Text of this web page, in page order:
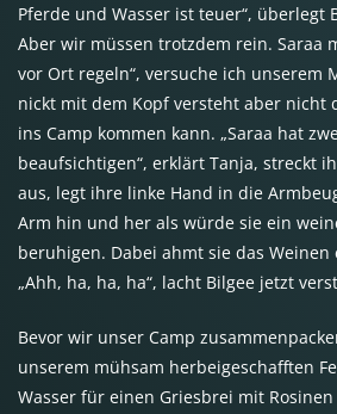
Pferde und Wasser ist teuer“, überlegt
Aber wir müssen trotzdem rein. Saraa
vor Ort regeln“, versuche ich unserem
nickt mit dem Kopf versteht aber nicht
ins Camp kommen kann. „Saraa hat
beaufsichtigen“, erklärt Tanja, streckt
aus, legt ihre linke Hand in die
Arm hin und her als würde sie ein
beruhigen. Dabei ahmt sie das Weinen
„Ahh, ha, ha, ha“, lacht Bilgee jetzt
Bevor wir unser Camp
unserem mühsam herbeigeschafften
Wasser für einen Griesbrei mit